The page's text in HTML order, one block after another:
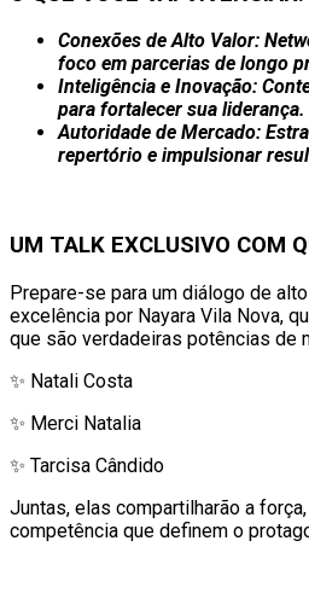
Conexões de Alto Valor:
foco em parcerias de longo
Inteligência e Inovação:
para fortalecer sua liderança.
Autoridade de Mercado:
repertório e impulsionar
UM TALK EXCLUSIVO COM
Prepare-se para um diálogo de
excelência por Nayara Vila Nova,
que são verdadeiras potências de
✨ Natali Costa
✨ Merci Natalia
✨ Tarcisa Cândido
Juntas, elas compartilharão a
competência que definem o